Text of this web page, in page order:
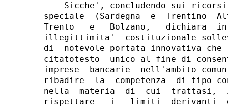
Sicche', concludendo sui
speciale  (Sardegna  e  Trentino
Trento   e   Bolzano,   dichiara
illegittimita'  costituzionale
di  notevole portata innovativa
citatotesto  unico al fine di
imprese  bancarie  nell'ambito
ribadire  la  competenza  di tipo
nella  materia  di  cui  trattasi,
rispettare   i   limiti  derivanti